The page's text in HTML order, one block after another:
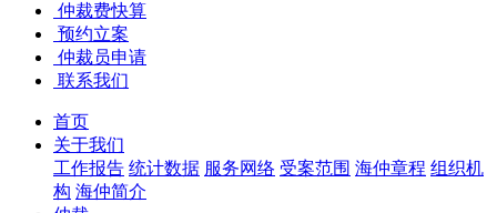
仲裁费快算
预约立案
仲裁员申请
联系我们
首页
关于我们
工作报告 统计数据 服务网络 受案范围 海仲章程 组织机
构 海仲简介